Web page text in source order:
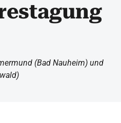
(Bad Nauheim) und